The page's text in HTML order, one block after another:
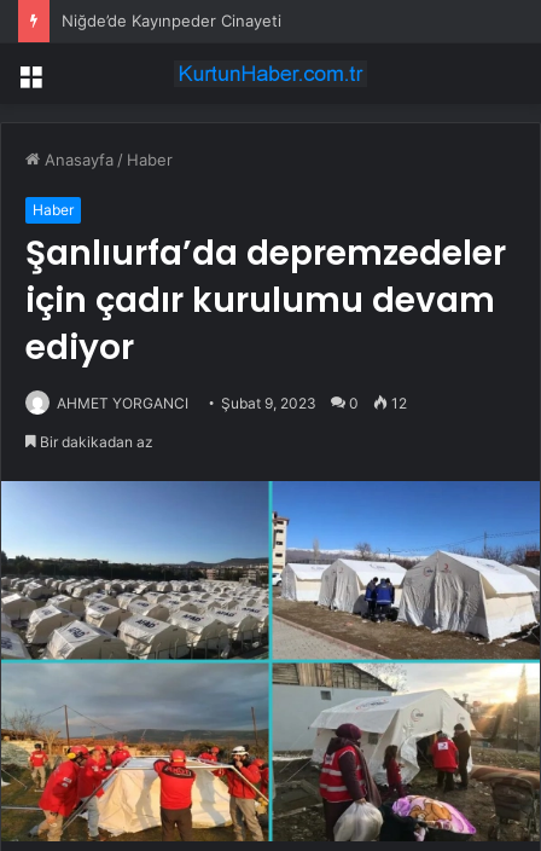
Niğde’de Kayınpeder Cinayeti
Menü
Anasayfa / Haber
Haber
Şanlıurfa’da depremzedeler
için çadır kurulumu devam
ediyor
AHMET YORGANCI Şubat 9, 2023 0 12
Bir dakikadan az